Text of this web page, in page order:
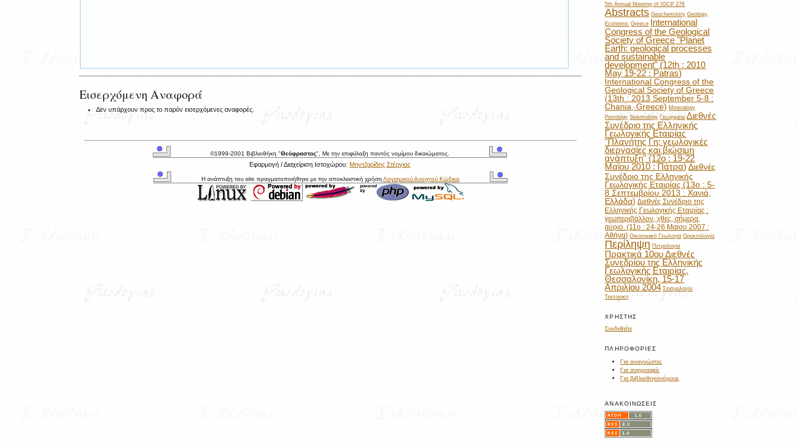
5th Annual Meeting of IGCP 276
Abstracts Geochemistry Geology,
Economic Greece
International
Congress of the Geological
Society of Greece "Planet
Earth: geological processes
and sustainable
development" (12th : 2010
May 19-22 : Patras)
International Congress of the
Geological Society of Greece
(13th : 2013 September 5-8 :
Chania, Greece) Mineralogy
Petrology Seismology Γεωχημεία Διεθνές
Συνέδριο της Ελληνικής
Γεωλογικής Εταιρίας
"Πλανήτης Γη: γεωλογικές
διεργασίες και βιώσιμη
ανάπτυξη" (12ο : 19-22
Μαϊου 2010 : Πάτρα) Διεθνές
Συνέδριο της Ελληνικής
Γεωλογικής Εταιρίας (13ο : 5-
8 Σεπτεμβρίου 2013 : Χανιά,
Ελλάδα) Διεθνές Συνέδριο της
Ελληνικής Γεωλογικής Εταιρίας :
γεωπεριβάλλον, χθες, σήμερα,
αύριο. (11ο : 24-26 Μαίου 2007 :
Αθήνα) Οικονομική Γεωλογία Ορυκτολογία
Περίληψη Πετρολογία
Πρακτικά 10ου Διεθνές
Συνεδρίου της Ελληνικής
Γεωλογικής Εταιρίας.
Θεσσαλονίκη, 15-17
Απριλίου 2004 Σεισμολογία
Τεκτονική
ΧΡΉΣΤΗΣ
Συνδεθείτε
ΠΛΗΡΟΦΟΡΊΕΣ
Για αναγνώστες
Για συγγραφείς
Για βιβλιοθηκονόμους
ΑΝΑΚΟΙΝΏΣΕΙΣ
Εισερχόμενη Αναφορά
Δεν υπάρχουν προς το παρόν εισερχόμενες αναφορές.
©1999-2001 Βιβλιοθήκη "Θεόφραστος", Με την επιφύλαξη παντός νομίμου δικαιώματος.
Εφαρμογή / Διαχείριση Ιστοχώρου:Μηντζαρίδης Στέργιος
Η ανάπτυξη του site πραγματοποιήθηκε με την αποκλειστική χρήση Λογισμικού Ανοιχτού Κώδικα